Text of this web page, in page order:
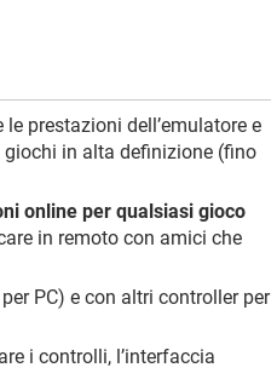
prestazioni dell’emulatore e
giochi in alta definizione (fino
online per qualsiasi gioco
in remoto con amici che
PC) e con altri controller per
i controlli, l’interfaccia